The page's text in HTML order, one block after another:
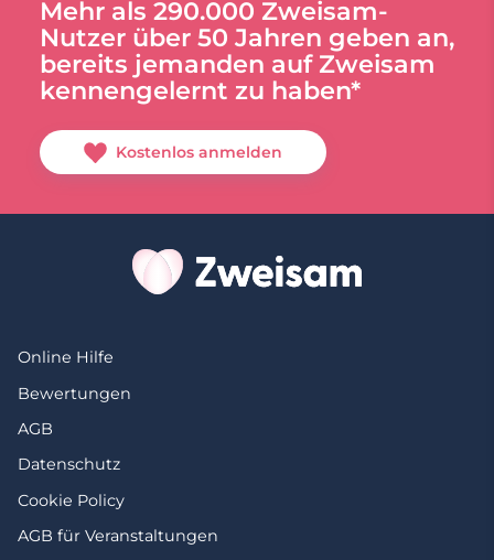
Mehr als 290.000 Zweisam-
Nutzer über 50 Jahren geben an,
bereits jemanden auf Zweisam
kennengelernt zu haben*
Kostenlos anmelden
Online Hilfe
Bewertungen
AGB
Datenschutz
Cookie Policy
AGB für Veranstaltungen